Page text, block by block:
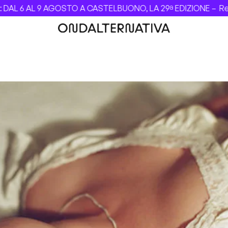
AL 9 AGOSTO A CASTELBUONO, LA 29ª EDIZIONE –